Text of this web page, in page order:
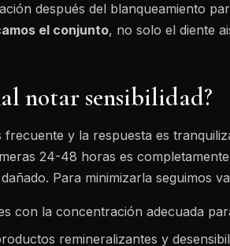
después del blanqueamiento
el conjunto, no solo el diente
notar sensibilidad?
frecuente y la respuesta es
24-48 horas es
Para minimizarla seguimos
con la concentración adecuada
remineralizantes y